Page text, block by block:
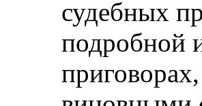
судебных
подробной